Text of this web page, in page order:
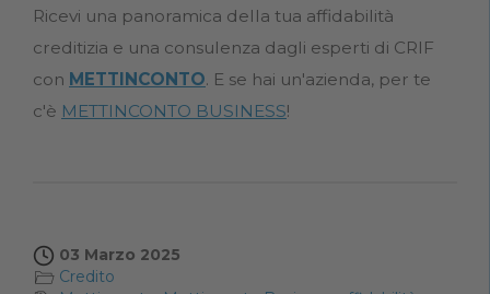
Ricevi una panoramica della tua affidabilità
creditizia e una consulenza dagli esperti di CRIF
con METTINCONTO. E se hai un'azienda, per te
c'è METTINCONTO BUSINESS!
03 Marzo 2025
Credito